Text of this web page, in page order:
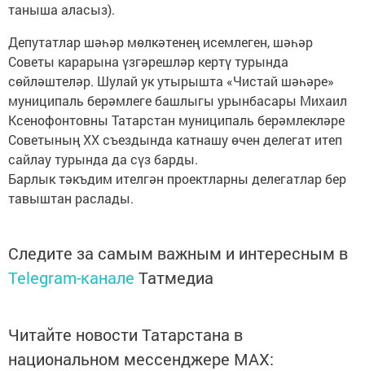
таныша аласыз).
Депутатлар шәһәр мөлкә­тенең исемлеген, шәһәр
Советы карарына үзгәрешләр кертү турында
сөйләштеләр. Шулай ук утырышта «Чистай шәһәре»
муниципаль берәмлеге башлыгы урынбасары Михаил
Ксенофонтовны Татарстан муниципаль берәмлекләре
Советының ХХ съездында катнашу өчен делегат итеп
сайлау турында да сүз барды.
Барлык тәкъдим ителгән проектларны делегатлар бер
тавыштан раслады.
Следите за самым важным и интересным в
Telegram-канале Татмедиа
Читайте новости Татарстана в
национальном мессенджере MАХ: